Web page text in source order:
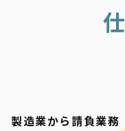
仕
製造業から請負業務